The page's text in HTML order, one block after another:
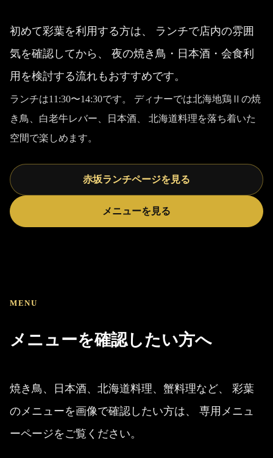
初めて彩葉を利用する方は、 ランチで店内の雰囲
気を確認してから、 夜の焼き鳥・日本酒・会食利
用を検討する流れもおすすめです。
ランチは11:30〜14:30です。 ディナーでは北海地鶏Ⅱの焼
き鳥、白老牛レバー、日本酒、 北海道料理を落ち着いた
空間で楽しめます。
赤坂ランチページを見る
メニューを見る
MENU
メニューを確認したい方へ
焼き鳥、日本酒、北海道料理、蟹料理など、 彩葉
のメニューを画像で確認したい方は、 専用メニュ
ーページをご覧ください。